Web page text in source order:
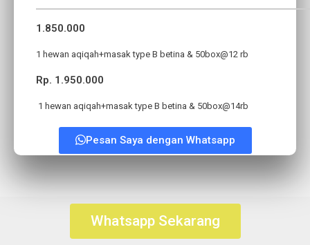
1.850.000
1 hewan aqiqah+masak type B betina & 50box@12 rb
Rp. 1.950.000
1 hewan aqiqah+masak type B betina & 50box@14rb
Pesan Saya dengan Whatsapp
Whatsapp Sekarang